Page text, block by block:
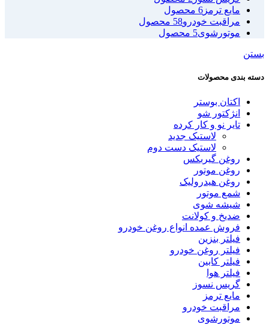
مایع ترمز 6 محصول
مراقبت خودرو58 محصول
موتورشوی5 محصول
بستن
دسته بندی محصولات
اکتان بوستر
انژکتور شو
تایر نو و کار کرده
لاستیک جدید
لاستیک دست دوم
روغن گیربکس
روغن موتور
روغن هیدرولیک
شمع موتور
شیشه شوی
ضدیخ و کولانت
فروش عمده انواع روغن خودرو
فیلتر بنزین
فیلتر روغن خودرو
فیلتر کابین
فیلتر هوا
گریس نسوز
مایع ترمز
مراقبت خودرو
موتورشوی